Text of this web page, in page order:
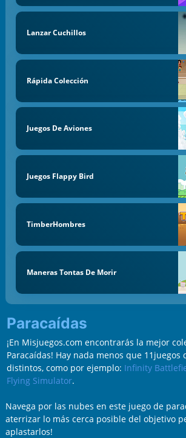
Lanzar Cuchillos
Rápida Colección
Juegos De Aviones
Juegos Flappy Bird
TimberHombres
Maneras Tontas De Morir
Paracaídas
¡En Misjuegos.com encontrarás la mejor
Paracaídas! Hay nada menos que 11juegos
distintos, como por ejemplo: Infinity
Flying Simulator.
Navega por las nubes en este juego de
aterrizar lo más cerca posible del objetivo
aplastarlos!